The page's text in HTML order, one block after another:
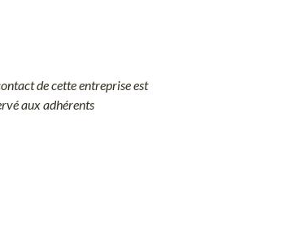
de cette entreprise est
aux adhérents